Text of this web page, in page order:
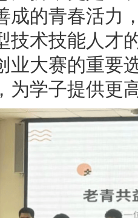
成的青春活力
技术技能人才
业大赛的重要
为学子提供更